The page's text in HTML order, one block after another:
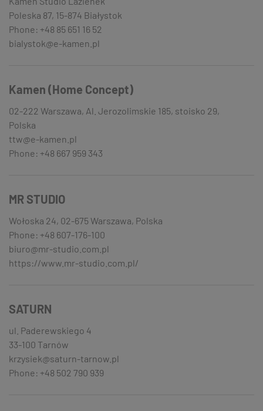
Poleska 87, 15-874 Białystok
Phone: +48 85 651 16 52
bialystok@e-kamen.pl
Kamen (Home Concept)
02-222 Warszawa, Al. Jerozolimskie 185, stoisko 29,
Polska
ttw@e-kamen.pl
Phone: +48 667 959 343
MR STUDIO
Wołoska 24, 02-675 Warszawa, Polska
Phone: +48 607-176-100
biuro@mr-studio.com.pl
https://www.mr-studio.com.pl/
SATURN
ul. Paderewskiego 4
33-100 Tarnów
krzysiek@saturn-tarnow.pl
Phone: +48 502 790 939